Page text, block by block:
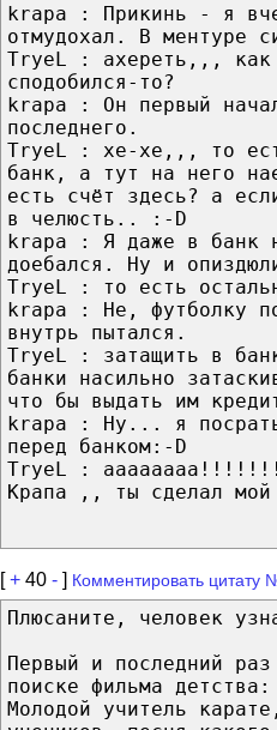
krapa : Прикинь - я
отмудохал. В ментуре
TryeL : ахереть,,, как
сподобился-то?
krapa : Он первый
последнего.
TryeL : хе-хе,,, то
банк, а тут на него
есть счёт здесь? а
в челюсть.. :-D
krapa : Я даже в банк
доебался. Ну и
TryeL : то есть
krapa : Не, футболку
внутрь пытался.
TryeL : затащить в
банки насильно
что бы выдать им
krapa : Ну... я посрать
перед банком:-D
TryeL :
Крапа ,, ты сделал
[+ 40 - ] Комментировать цитату
Плюсаните, человек
Первый и последний
поиске фильма детства:
Молодой учитель